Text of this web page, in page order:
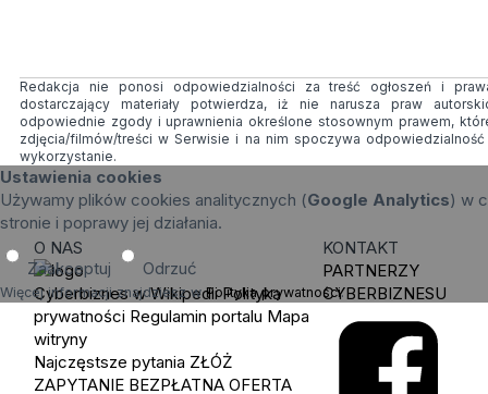
Redakcja nie ponosi odpowiedzialności za treść ogłoszeń i
dostarczający materiały potwierdza, iż nie narusza praw
odpowiednie zgody i uprawnienia określone stosownym prawem,
zdjęcia/filmów/treści w Serwisie i na nim spoczywa
wykorzystanie.
Ustawienia cookies
Używamy plików cookies analitycznych (Google Analytics) w
stronie i poprawy jej działania.
Zaakceptuj Odrzuć
Więcej informacji znajdziesz wPolityka prywatności.
O NAS
Cyberbiznes w Wikipedii Polityka
prywatności Regulamin portalu Mapa
witryny
Najczęstsze pytania ZŁÓŻ
ZAPYTANIE BEZPŁATNA OFERTA
KONTAKT
PARTNERZY
CYBERBIZNESU